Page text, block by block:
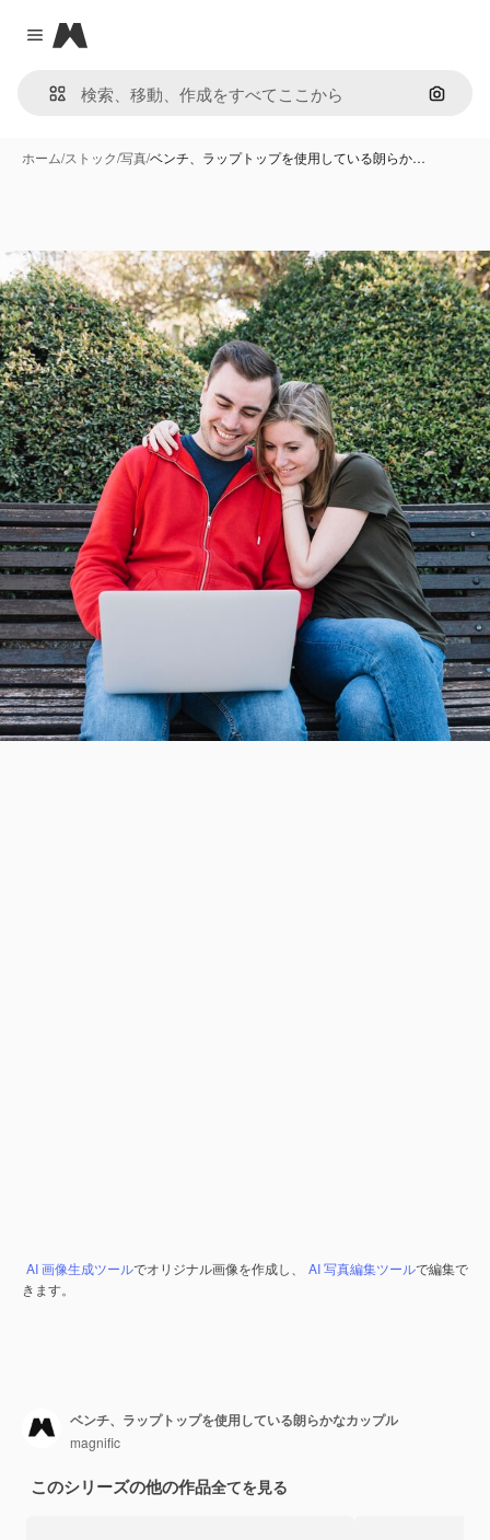
Close menu
Magnific
画像で
ホーム/ストック/写真/ベンチ、ラップトップを使用している朗らか…
AI 画像生成ツールでオリジナル画像を作成し、 AI 写真編集ツールで編集で
きます。
ベンチ、ラップトップを使用している朗らかなカップル
magnific
このシリーズの他の作品全てを見る